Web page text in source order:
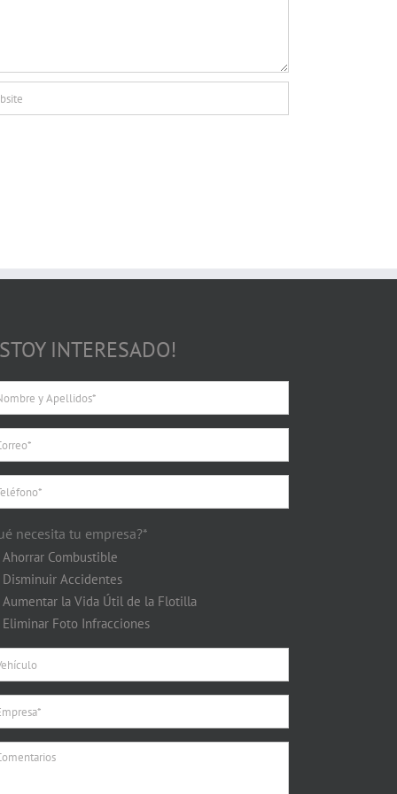
INTERESADO!
necesita tu empresa?*
Ahorrar Combustible
Disminuir Accidentes
Aumentar la Vida Útil de la Flotilla
Eliminar Foto Infracciones